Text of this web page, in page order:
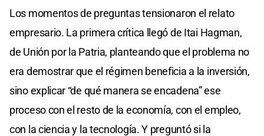
Los momentos de preguntas tensionaron el relato
empresario. La primera crítica llegó de Itai Hagman,
de Unión por la Patria, planteando que el problema no
era demostrar que el régimen beneficia a la inversión,
sino explicar “de qué manera se encadena” ese
proceso con el resto de la economía, con el empleo,
con la ciencia y la tecnología. Y preguntó si la